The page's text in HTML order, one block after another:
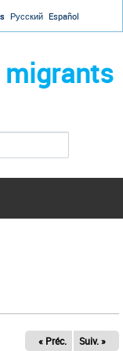
Русский Español
migrants
« Préc. Suiv. »